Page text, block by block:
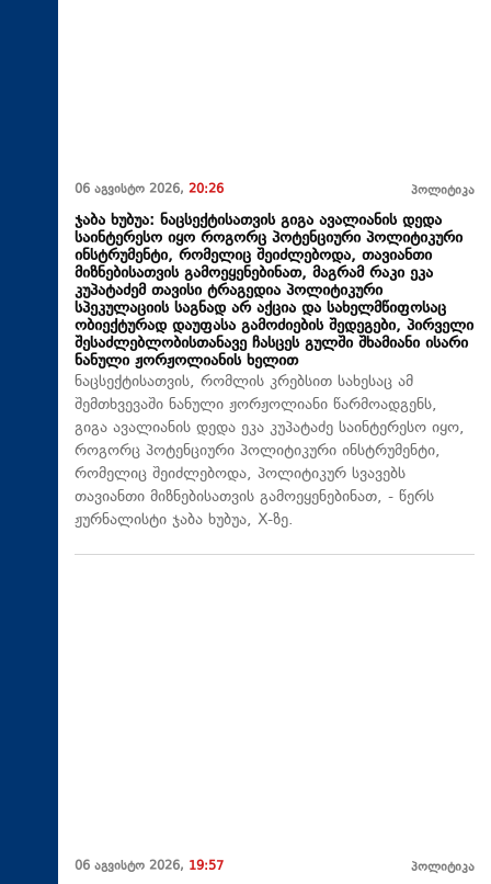
06 აგვისტო 2026, 20:26 პოლიტიკა
ჯაბა ხუბუა: ნაცსექტისათვის გიგა ავალიანის დედა
საინტერესო იყო როგორც პოტენციური პოლიტიკური
ინსტრუმენტი, რომელიც შეიძლებოდა, თავიანთი
მიზნებისათვის გამოეყენებინათ, მაგრამ რაკი ეკა
კუპატაძემ თავისი ტრაგედია პოლიტიკური
სპეკულაციის საგნად არ აქცია და სახელმწიფოსაც
ობიექტურად დაუფასა გამოძიების შედეგები, პირველი
შესაძლებლობისთანავე ჩასცეს გულში შხამიანი ისარი
ნანული ჟორჟოლიანის ხელით
ნაცსექტისათვის, რომლის კრებსით სახესაც ამ
შემთხვევაში ნანული ჟორჟოლიანი წარმოადგენს,
გიგა ავალიანის დედა ეკა კუპატაძე საინტერესო იყო,
როგორც პოტენციური პოლიტიკური ინსტრუმენტი,
რომელიც შეიძლებოდა, პოლიტიკურ სვავებს
თავიანთი მიზნებისათვის გამოეყენებინათ, - წერს
ჟურნალისტი ჯაბა ხუბუა, X-ზე.
06 აგვისტო 2026, 19:57 პოლიტიკა